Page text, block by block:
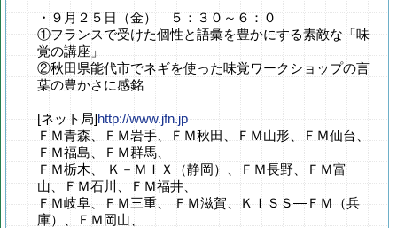
・９月２５日（金） ５：３０～６：０
①フランスで受けた個性と語彙を豊かにする素敵な「味
覚の講座」
②秋田県能代市でネギを使った味覚ワークショップの言
葉の豊かさに感銘
[ネット局]http://www.jfn.jp
ＦＭ青森、ＦＭ岩手、ＦＭ秋田、ＦＭ山形、ＦＭ仙台、
ＦＭ福島、ＦＭ群馬、
ＦＭ栃木、 Ｋ－ＭＩＸ（静岡）、ＦＭ長野、ＦＭ富
山、ＦＭ石川、ＦＭ福井、
ＦＭ岐阜、ＦＭ三重、 ＦＭ滋賀、ＫＩＳＳ―ＦＭ（兵
庫）、ＦＭ岡山、